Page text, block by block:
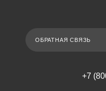
ОБРАТНАЯ СВЯЗЬ
+7